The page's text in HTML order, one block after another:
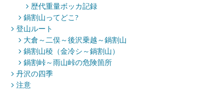
歴代重量ボッカ記録
鍋割山ってどこ?
登山ルート
大倉～二俣～後沢乗越～鍋割山
鍋割山稜（金冷シ～鍋割山）
鍋割峠～雨山峠の危険箇所
丹沢の四季
注意